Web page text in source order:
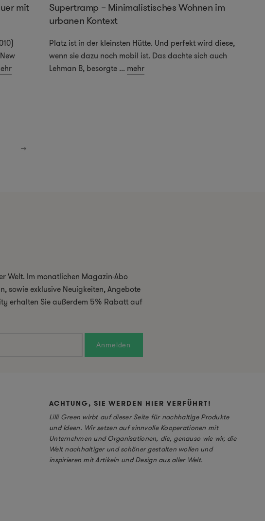
mit
Supertramp – Minimalistisches Wohnen im
urbanen Kontext
Platz ist in der kleinsten Hütte. Und perfekt wird diese,
wenn sie dazu noch mobil ist. Das dachte sich auch
Lehman B, besorgte ... mehr
→
Welt. Im monatlichen Magazin-Abo
sowie exklusive Neuigkeiten, Angebote
erhalten Sie außerdem 5% Rabatt auf
ACHTUNG, SIE WERDEN HIER VERFÜHRT!
Lilli Green wirbt auf dieser Seite für nachhaltige Produkte
und Ideen. Wir setzen auf sinnvolle Kooperationen mit
Unternehmen und Organisationen, die, genauso wie wir, die
Welt nachhaltiger und schöner gestalten wollen und
inspirieren mit Artikeln und Design aus aller Welt.